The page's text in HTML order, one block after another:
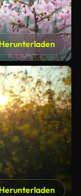
Herunterladen
Herunterladen